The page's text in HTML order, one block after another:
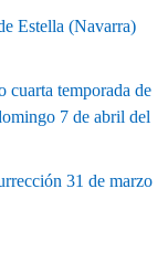
Estella (Navarra)
cuarta temporada de
7 de abril del
31 de marzo